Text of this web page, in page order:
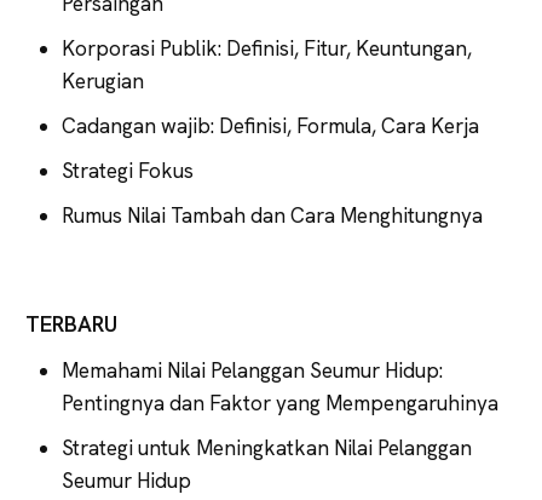
Korporasi Publik: Definisi, Fitur, Keuntungan,
Kerugian
Cadangan wajib: Definisi, Formula, Cara Kerja
Strategi Fokus
Rumus Nilai Tambah dan Cara Menghitungnya
TERBARU
Memahami Nilai Pelanggan Seumur Hidup:
Pentingnya dan Faktor yang Mempengaruhinya
Strategi untuk Meningkatkan Nilai Pelanggan
Seumur Hidup